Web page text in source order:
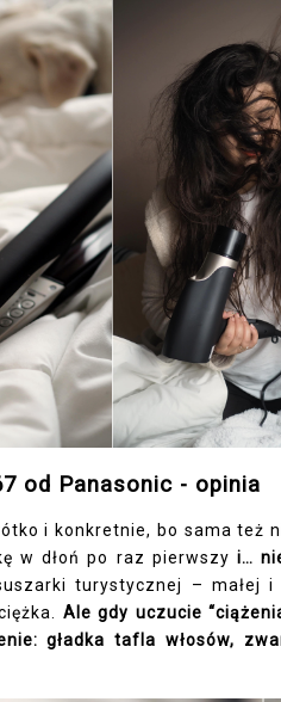
od Panasonic - opinia
i konkretnie, bo sama też
w dłoń po raz pierwszy i…
turystycznej – małej
Ale gdy uczucie
gładka tafla włosów,